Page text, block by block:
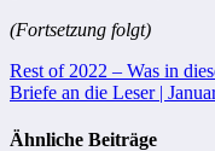
(Fortsetzung folgt)
Rest of 2022 – Was in
Briefe an die Leser |
Ähnliche Beiträge